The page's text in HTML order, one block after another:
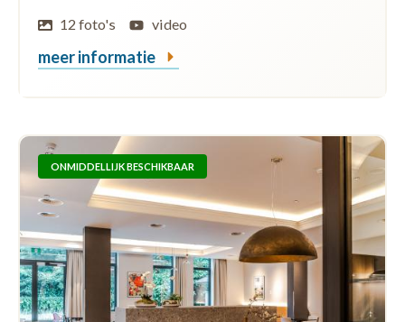
12 foto's
video
meer informatie
ONMIDDELLIJK BESCHIKBAAR